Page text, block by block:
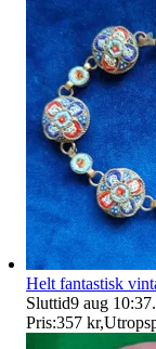
Helt fantastisk
Sluttid9 aug 10:37.
Pris:357 kr,